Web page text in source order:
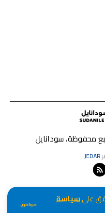
علىسياسة
موافق
JEDAR